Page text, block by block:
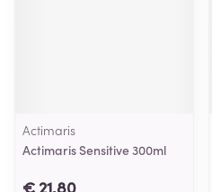
Actimaris
Actimaris Sensitive 300ml
€ 21,80